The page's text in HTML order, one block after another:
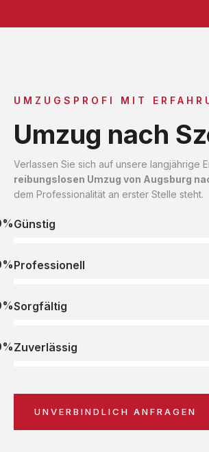
UMZUGSPROFI MIT
Umzug nach
Verlassen Sie sich auf unsere langjährige
reibungslosen Umzug von Augsburg
dem Professionalität an erster Stelle steht.
Günstig
Professionell
Sorgfältig
Zuverlässig
UNVERBINDLICH ANFRAGEN